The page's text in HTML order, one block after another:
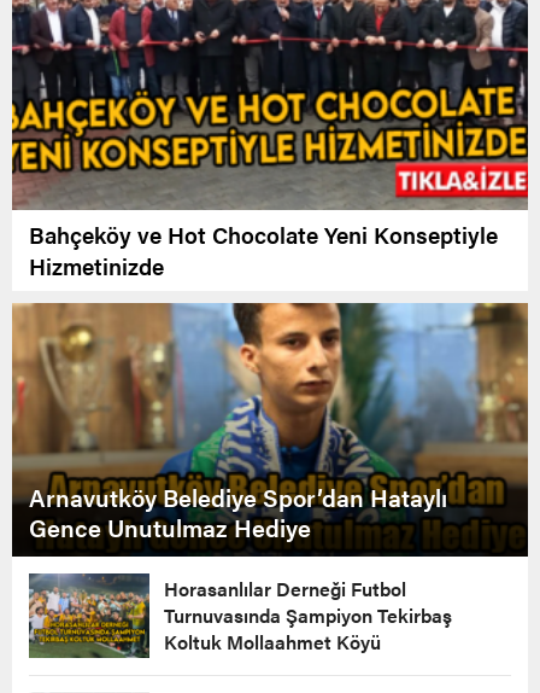
Bahçeköy ve Hot Chocolate Yeni Konseptiyle
Hizmetinizde
Arnavutköy Belediye Spor’dan Hataylı
Gence Unutulmaz Hediye
Horasanlılar Derneği Futbol
Turnuvasında Şampiyon Tekirbaş
Koltuk Mollaahmet Köyü